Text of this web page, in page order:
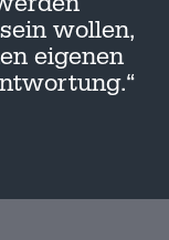
wollen,
eigenen